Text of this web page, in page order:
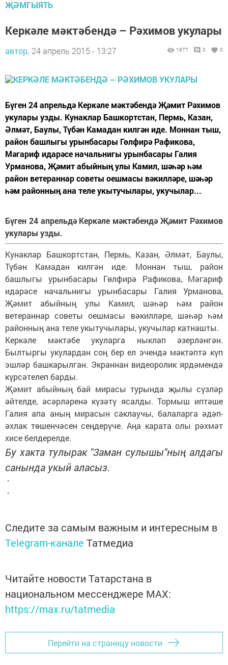
ҖӘМГЫЯТЬ
Керкәле мәктәбендә – Рәхимов укулары
автор, 24 апрель 2015 - 13:27 1977 0 0
Бүген 24 апрельдә Керкәле мәктәбендә Җәмит Рәхимов
укулары узды. Кунаклар Башкортстан, Пермь, Казан,
Әлмәт, Баулы, Түбән Камадан килгән иде. Моннан тыш,
район башлыгы урынбасары Гөлфирә Рафикова,
Мәгариф идарәсе начальнигы урынбасары Галия
Урманова, Җәмит абыйның улы Камил, шәһәр һәм
район ветераннар советы оешмасы вәкилләре, шәһәр
һәм районның ана теле укытучылары, укучылар...
Бүген 24 апрельдә Керкәле мәктәбендә Җәмит Рәхимов
укулары узды.
Кунаклар Башкортстан, Пермь, Казан, Әлмәт, Баулы,
Түбән Камадан килгән иде. Моннан тыш, район
башлыгы урынбасары Гөлфирә Рафикова, Мәгариф
идарәсе начальнигы урынбасары Галия Урманова,
Җәмит абыйның улы Камил, шәһәр һәм район
ветераннар советы оешмасы вәкилләре, шәһәр һәм
районның ана теле укытучылары, укучылар катнашты.
Керкәле мәктәбе укуларга ныклап әзерләнгән.
Былтыргы укулардан соң бер ел эчендә мәктәптә күп
эшләр башкарылган. Экраннан видеоролик ярдәмендә
күрсәтелеп барды.
Җәмит абыйның бай мирасы турында җылы сүзләр
әйтелде, әсәрләренә күзәтү ясалды. Тормыш иптәше
Галия апа аның мирасын саклаучы, балаларга әдәп-
әхлак төшенчәсен сеңдерүче. Аңа карата олы рәхмәт
хисе белдерелде.
Бу хакта тулырак "Заман сулышы"ның алдагы
санында укый аласыз.
Следите за самым важным и интересным в
Telegram-канале Татмедиа
Читайте новости Татарстана в
национальном мессенджере MАХ:
https://max.ru/tatmedia
Перейти на страницу новости